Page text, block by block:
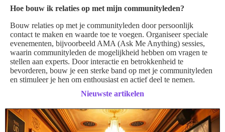
Hoe bouw ik relaties op met mijn communityleden?
Bouw relaties op met je communityleden door persoonlijk
contact te maken en waarde toe te voegen. Organiseer speciale
evenementen, bijvoorbeeld AMA (Ask Me Anything) sessies,
waarin communityleden de mogelijkheid hebben om vragen te
stellen aan experts. Door interactie en betrokkenheid te
bevorderen, bouw je een sterke band op met je communityleden
en stimuleer je hen om enthousiast en actief deel te nemen.
Nieuwste artikelen